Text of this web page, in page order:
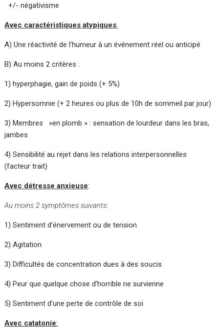
+/- négativisme
Avec caractéristiques atypiques:
A) Une réactivité de l’humeur à un événement réel ou anticipé
B) Au moins 2 critères :
1) hyperphagie, gain de poids (+ 5%)
2) Hypersomnie (+ 2 heures ou plus de 10h de sommeil par jour)
3) Membres »en plomb » : sensation de lourdeur dans les bras,
jambes
4) Sensibilité au rejet dans les relations interpersonnelles
(facteur trait)
Avec détresse anxieuse:
Au moins 2 symptômes suivants:
1) Sentiment d’énervement ou de tension
2) Agitation
3) Difficultés de concentration dues à des soucis
4) Peur que quelque chose d’horrible ne survienne
5) Sentiment d’une perte de contrôle de soi
Avec catatonie: